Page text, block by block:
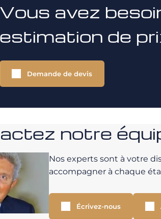
Vous avez
estimation de
Demande de devis
notre
Nos experts sont à votre
accompagner à chaque
Écrivez-nous